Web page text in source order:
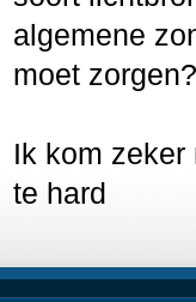
algemene
moet
Ik kom
te hard